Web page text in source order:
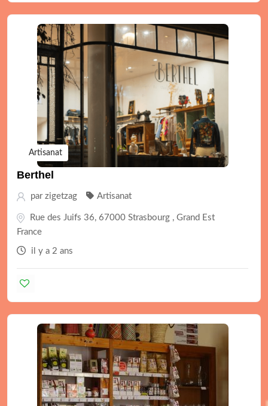
Artisanat
Berthel
par zigetzag Artisanat
Rue des Juifs 36, 67000 Strasbourg , Grand Est
France
il y a 2 ans